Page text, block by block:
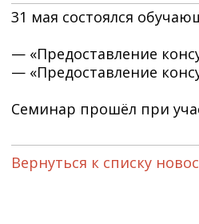
31 мая состоялся
— «Предоставление
— «Предоставление
Семинар прошёл при
Вернуться к списку